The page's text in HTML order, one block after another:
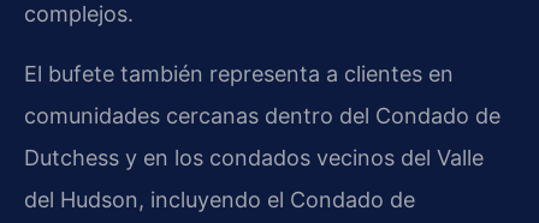
complejos.
El bufete también representa a clientes en
comunidades cercanas dentro del Condado de
Dutchess y en los condados vecinos del Valle
del Hudson, incluyendo el Condado de